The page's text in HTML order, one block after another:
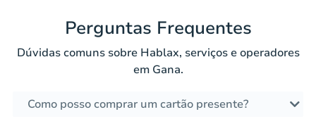
Perguntas Frequentes
Dúvidas comuns sobre Hablax, serviços e operadores
em Gana.
Como posso comprar um cartão presente?